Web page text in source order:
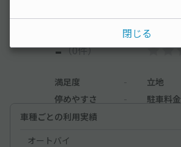
-（0件）
満足度 - 立地
停めやすさ
- 駐車料金
車種ごとの利用実績
オートバイ
閉じる